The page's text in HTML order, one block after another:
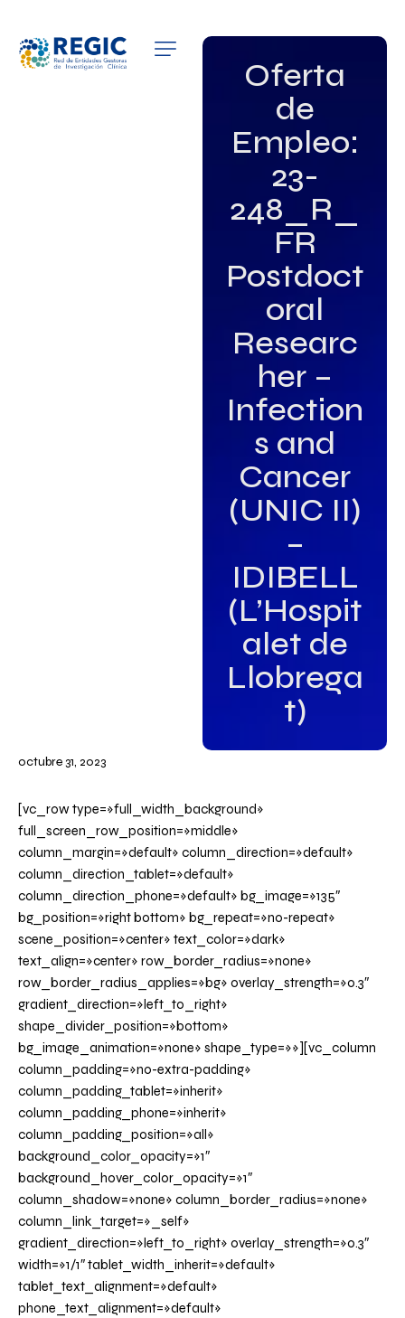
Oferta
de
Empleo:
23-
248_R_
FR
Postdoct
oral
Researc
her –
Infection
s and
Cancer
(UNIC II)
–
IDIBELL
(L’Hospit
alet de
Llobrega
t)
QUIÉNES SOMOS
PATROCINADORES
GRUPOS DE INTERÉS
octubre 31, 2023
[vc_row type=»full_width_background»
full_screen_row_position=»middle»
column_margin=»default» column_direction=»default»
column_direction_tablet=»default»
column_direction_phone=»default» bg_image=»135″
bg_position=»right bottom» bg_repeat=»no-repeat»
scene_position=»center» text_color=»dark»
text_align=»center» row_border_radius=»none»
row_border_radius_applies=»bg» overlay_strength=»0.3″
gradient_direction=»left_to_right»
shape_divider_position=»bottom»
bg_image_animation=»none» shape_type=»»][vc_column
column_padding=»no-extra-padding»
column_padding_tablet=»inherit»
column_padding_phone=»inherit»
column_padding_position=»all»
background_color_opacity=»1″
background_hover_color_opacity=»1″
column_shadow=»none» column_border_radius=»none»
column_link_target=»_self»
gradient_direction=»left_to_right» overlay_strength=»0.3″
width=»1/1″ tablet_width_inherit=»default»
tablet_text_alignment=»default»
phone_text_alignment=»default»